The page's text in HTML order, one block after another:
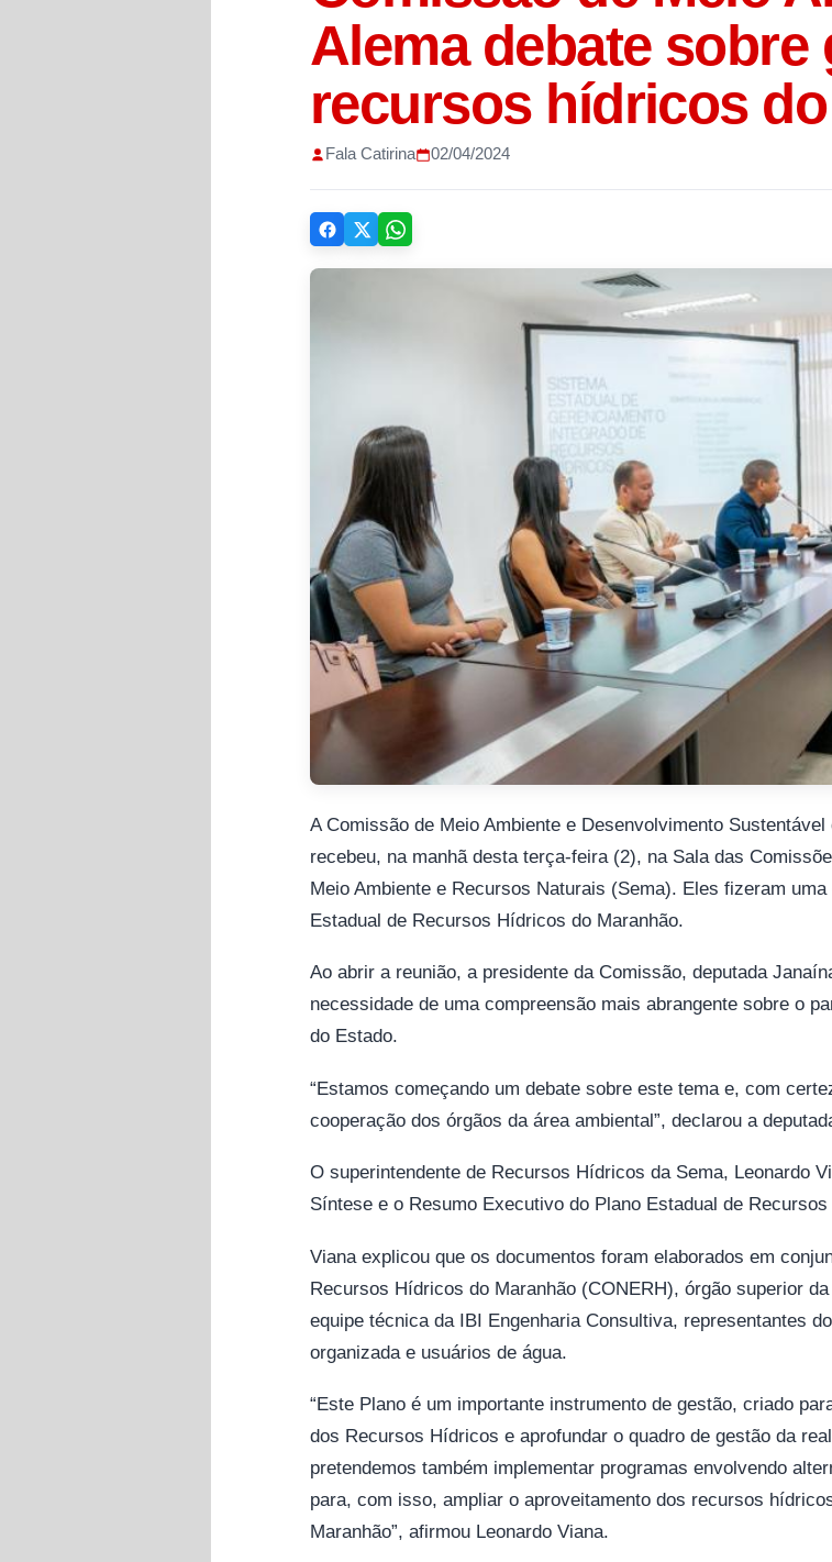
Alema debate sobre
recursos hídricos
Fala Catirina 02/04/2024
A Comissão de Meio Ambiente e Desenvolvimento
recebeu, na manhã desta terça-feira (2), na Sala das
Meio Ambiente e Recursos Naturais (Sema). Eles fizeram
Estadual de Recursos Hídricos do Maranhão.
Ao abrir a reunião, a presidente da Comissão, deputada
necessidade de uma compreensão mais abrangente sobre o
do Estado.
“Estamos começando um debate sobre este tema e, com
cooperação dos órgãos da área ambiental”, declarou a
O superintendente de Recursos Hídricos da Sema, Leonardo
Síntese e o Resumo Executivo do Plano Estadual de
Viana explicou que os documentos foram elaborados em
Recursos Hídricos do Maranhão (CONERH), órgão superior
equipe técnica da IBI Engenharia Consultiva, representantes
organizada e usuários de água.
“Este Plano é um importante instrumento de gestão, criado
dos Recursos Hídricos e aprofundar o quadro de gestão da
pretendemos também implementar programas envolvendo
para, com isso, ampliar o aproveitamento dos recursos
Maranhão”, afirmou Leonardo Viana.